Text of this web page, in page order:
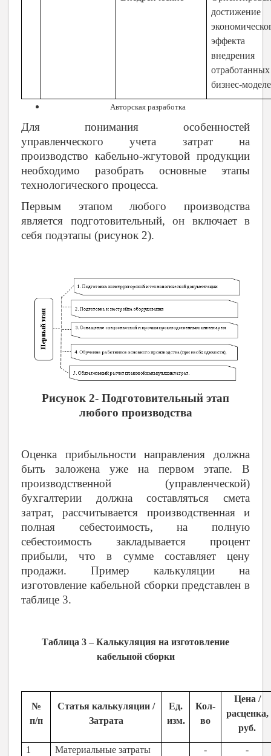
достижение
эффекта
внедрения
отработанных
бизнес-
Авторская разработка
Для понимания особенностей
управленческого учета затрат на
производство кабельно-жгутовой продукции
необходимо разобрать основные этапы
технологического процесса.
Первым этапом любого производства
является подготовительный, он включает в
себя подэтапы (рисунок 2).
Рисунок 2- Подготовительный этап
любого производства
Оценка прибыльности направления должна
быть заложена уже на первом этапе. В
производственной (управленческой)
бухгалтерии должна составляться смета
затрат, рассчитывается производственная и
полная себестоимость, на полную
себестоимость закладывается процент
прибыли, что в сумме составляет цену
продажи. Пример калькуляции на
изготовление кабельной сборки представлен в
таблице 3.
Таблица 3 – Калькуляция на изготовление
кабельной сборки
№
п/п
Статья калькуляции /
Затрата
Ед.
изм.
Кол-
во
Цена /
расценка,
руб.
1 Материальные затраты - -